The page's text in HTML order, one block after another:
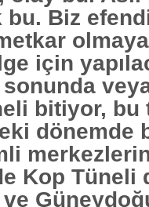
bu. Biz
için
bitiyor, bu
dönemde
Kop Tüneli